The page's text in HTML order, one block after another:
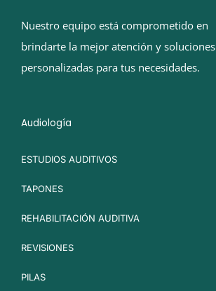
Nuestro equipo está comprometido en
brindarte la mejor atención y soluciones
personalizadas para tus necesidades.
Audiología
ESTUDIOS AUDITIVOS
TAPONES
REHABILITACIÓN AUDITIVA
REVISIONES
PILAS